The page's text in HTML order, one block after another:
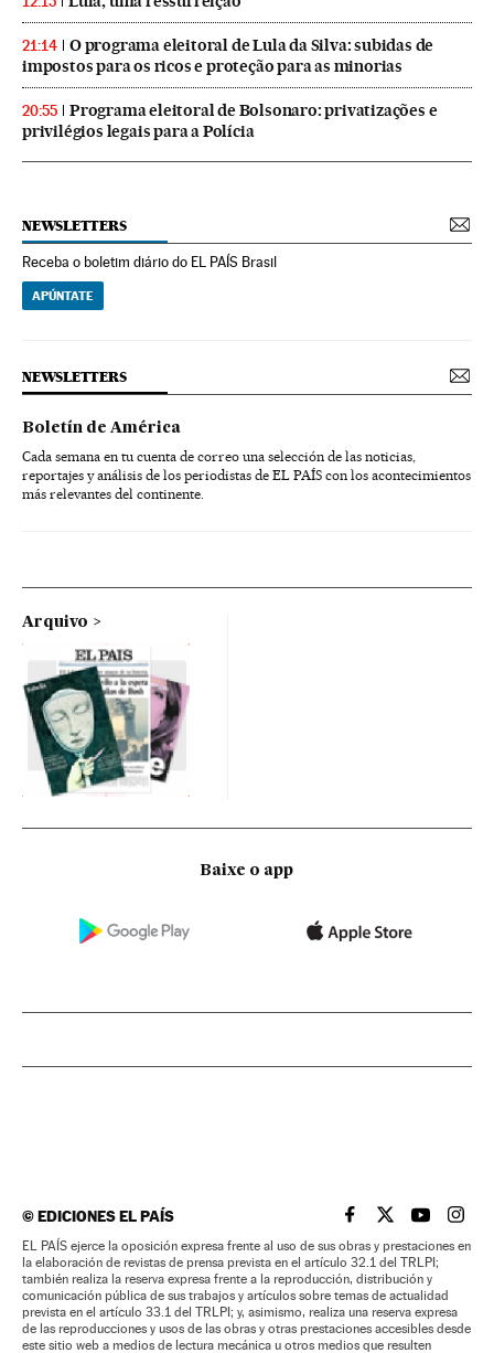
21:14
O programa eleitoral de Lula da Silva: subidas de
impostos para os ricos e proteção para as minorias
20:55
Programa eleitoral de Bolsonaro: privatizações e
privilégios legais para a Polícia
NEWSLETTERS
Receba o boletim diário do EL PAÍS Brasil
APÚNTATE
NEWSLETTERS
Boletín de América
Cada semana en tu cuenta de correo una selección de las noticias,
reportajes y análisis de los periodistas de EL PAÍS con los acontecimientos
más relevantes del continente.
Arquivo
Baixe o app
©EDICIONES EL PAÍS EL PAÍS BRASIL EN
EL PAÍSEL PAÍS
EL
EL PAÍS ejerce la oposición expresa frente al uso de sus obras y prestaciones en
la elaboración de revistas de prensa prevista en el artículo 32.1 del TRLPI;
también realiza la reserva expresa frente a la reproducción, distribución y
comunicación pública de sus trabajos y artículos sobre temas de actualidad
prevista en el artículo 33.1 del TRLPI; y, asimismo, realiza una reserva expresa
de las reproducciones y usos de las obras y otras prestaciones accesibles desde
este sitio web a medios de lectura mecánica u otros medios que resulten